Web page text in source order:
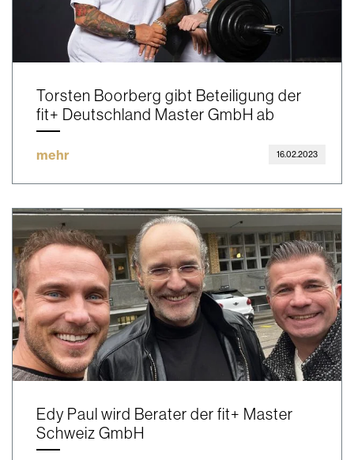
Torsten Boorberg gibt Beteiligung der
fit+ Deutschland Master GmbH ab
mehr 16.02.2023
Edy Paul wird Berater der fit+ Master
Schweiz GmbH